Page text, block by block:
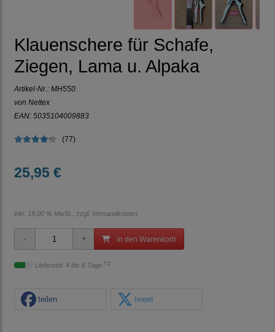
Klauenschere für Schafe,
Ziegen, Lama u. Alpaka
Artikel-Nr.: MH550
von Nettex
EAN: 5035104009883
(77)
25,95 €
inkl. 19,00 % MwSt., zzgl. Versandkosten
in den Warenkorb
Lieferzeit: 4 bis 6 Tage [*2]
teilen tweet